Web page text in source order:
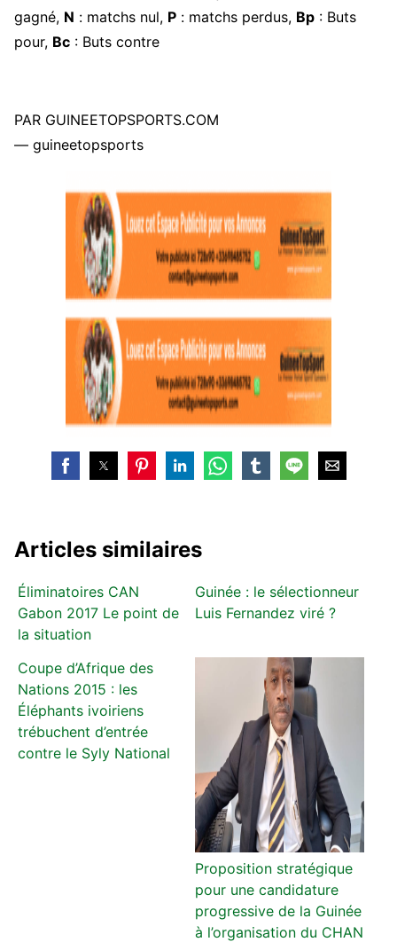
gagné, N : matchs nul, P : matchs perdus, Bp : Buts
pour, Bc : Buts contre
PAR GUINEETOPSPORTS.COM
— guineetopsports
Articles similaires
Éliminatoires CAN
Gabon 2017 Le point de
la situation
Guinée : le sélectionneur
Luis Fernandez viré ?
Coupe d’Afrique des
Nations 2015 : les
Éléphants ivoiriens
trébuchent d’entrée
contre le Syly National
Proposition stratégique
pour une candidature
progressive de la Guinée
à l’organisation du CHAN